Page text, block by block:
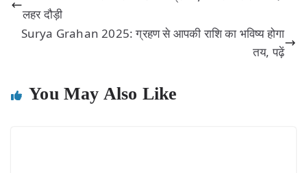
लहर दौड़ी
Surya Grahan 2025: ग्रहण से आपकी राशि का भविष्य होगा
तय, पढ़ें
You May Also Like